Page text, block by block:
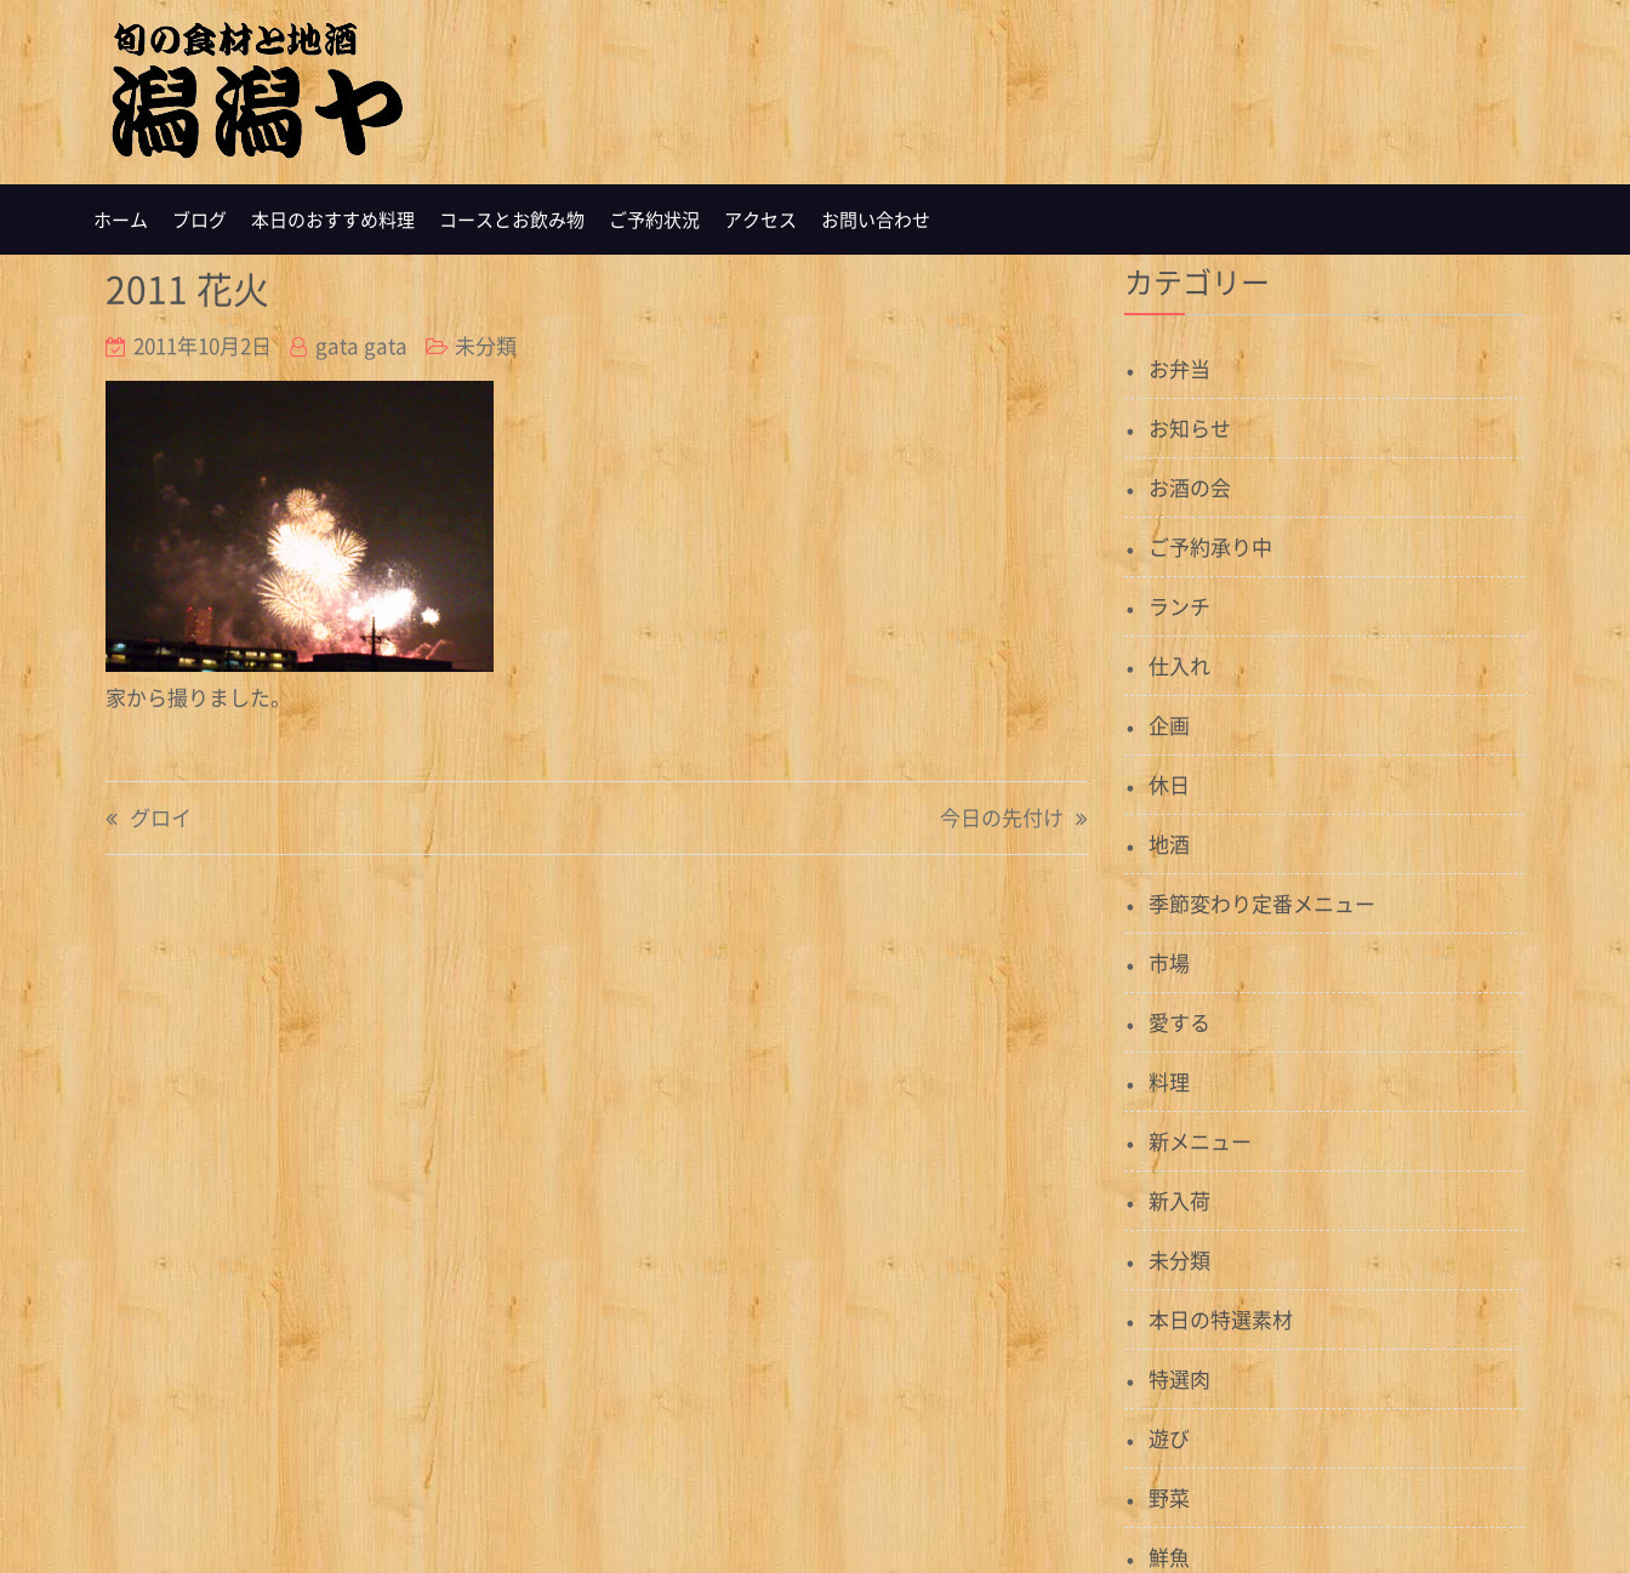
ホーム ブログ 本日のおすすめ料理 コースとお飲み物 ご予約状況 アクセス お問い合わせ
2011 花火
2011年10月2日 gata gata 未分類
家から撮りました。
投
稿
ゲ
グロイ 今日の先付け
カテゴリー
お弁当
お知らせ
お酒の会
ご予約承り中
ランチ
仕入れ
企画
休日
地酒
季節変わり定番メニュー
市場
愛する
料理
新メニュー
新入荷
未分類
本日の特選素材
特選肉
遊び
野菜
鮮魚